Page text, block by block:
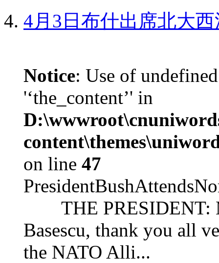
4月3日布什出席北大
Notice: Use of
'‘the_content’' in
on line 47
THE PRESIDENT:
Basescu, thank you all
the NATO Alli...